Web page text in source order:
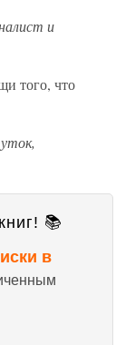
и
того, что
📚
в